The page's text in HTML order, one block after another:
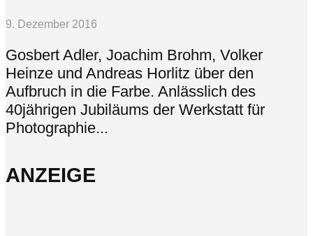
9. Dezember 2016
Gosbert Adler, Joachim Brohm, Volker
Heinze und Andreas Horlitz über den
Aufbruch in die Farbe. Anlässlich des
40jährigen Jubiläums der Werkstatt für
Photographie...
ANZEIGE